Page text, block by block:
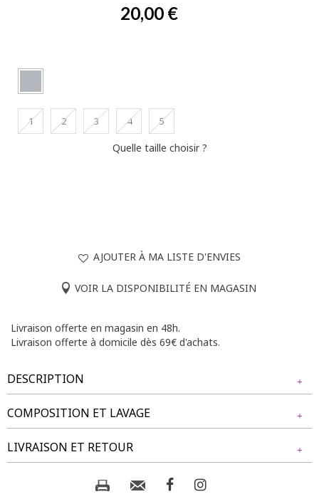
20,00 €
1 2 3 4 5
Quelle taille choisir ?
AJOUTER À MA LISTE D'ENVIES
VOIR LA DISPONIBILITÉ EN MAGASIN
Livraison offerte en magasin en 48h.
Livraison offerte à domicile dès 69€ d'achats.
DESCRIPTION
Chemisier uni à manches coudes. Coupe ample. Col chemise
avec patte partiellement boutonnée sur le devant. Deux
boutons contrastants sur la patte de boutonnage et deux
boutons décoratifs sur les manches. Fente d’aisance au dos.
Base arrondie. Tissu à effet légèrement froissé.
COMPOSITION ET LAVAGE
Tissu principal : 100% POLYESTER
Composition et lavage :
LIVRAISON ET RETOUR
NOS MODES DE LIVRAISON